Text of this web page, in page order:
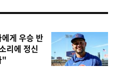
게 우승 반
리에 정신
"